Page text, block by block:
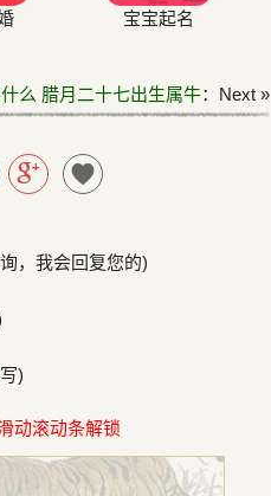
宝宝起名
么 腊月二十七出生属牛：Next »
，我会回复您的)
)
动滚动条解锁